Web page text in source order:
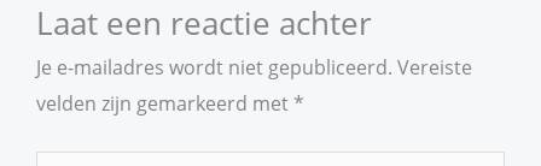
Laat een reactie achter
Je e-mailadres wordt niet gepubliceerd. Vereiste
velden zijn gemarkeerd met *